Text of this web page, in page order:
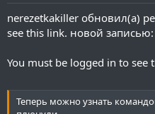
nerezetkakiller обновил(а)
see this link. новой записью:
You must be logged in to see
Теперь можно узнать